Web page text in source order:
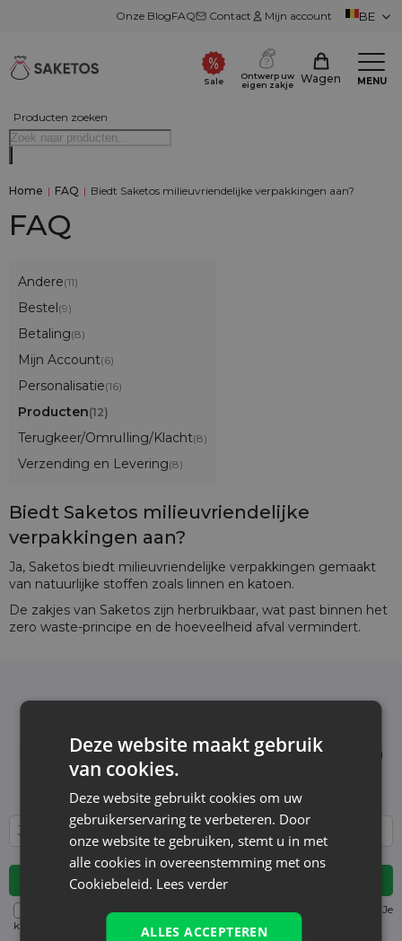
Onze BlogFAQ Contact Mijn account BE
Producten zoeken
Sale
Ontwerp uw
eigen zakje
Wagen MENU
Home | FAQ | Biedt Saketos milieuvriendelijke verpakkingen aan?
FAQ
Andere(11)
Bestel(9)
Betaling(8)
Mijn Account(6)
Personalisatie(16)
Producten(12)
Terugkeer/OmruIling/Klacht(8)
Verzending en Levering(8)
Biedt Saketos milieuvriendelijke
verpakkingen aan?
Ja, Saketos biedt milieuvriendelijke verpakkingen gemaakt
van natuurlijke stoffen zoals linnen en katoen.
De zakjes van Saketos zijn herbruikbaar, wat past binnen het
zero waste-principe en de hoeveelheid afval vermindert.
hoogte van het laatste nieuws en aanbiedingen
Wij informeren en tonen nieuws - zonder
onnodige spam. Blijf regelmatig bij ons!
Voor details over gegevensverwerking, zie onze Privacyverklaring. Je
kunt je op elk moment zonder kostenuitschrijven
Deze website maakt gebruik
van cookies.
Deze website gebruikt cookies om uw
gebruikerservaring te verbeteren. Door
onze website te gebruiken, stemt u in met
alle cookies in overeenstemming met ons
Cookiebeleid. Lees verder
ALLES ACCEPTEREN